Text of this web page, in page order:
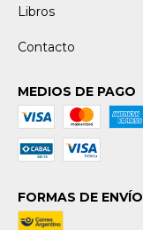
Libros
Contacto
MEDIOS DE PAGO
FORMAS DE ENVÍO